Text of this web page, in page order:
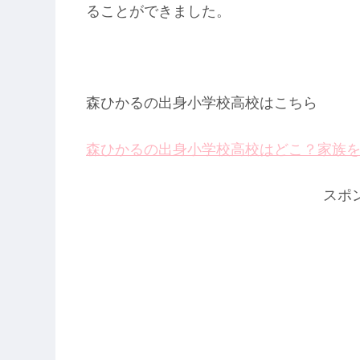
ることができました。
森ひかるの出身小学校高校はこちら
森ひかるの出身小学校高校はどこ？家族
スポ